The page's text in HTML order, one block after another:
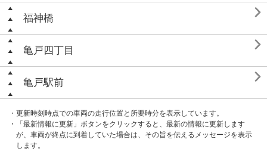
福神橋 
亀戸四丁目 
亀戸駅前 
・更新時刻時点での車両の走行位置と所要時分を表示しています。
・「最新情報に更新」ボタンをクリックすると、最新の情報に更新します
が、車両が終点に到着していた場合は、その旨を伝えるメッセージを表示
します。